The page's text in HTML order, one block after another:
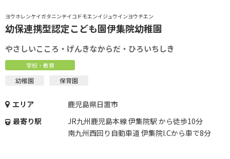
ヨウホレンケイガタニンテイコドモエンイジュウインヨウチエン
幼保連携型認定こども園伊集院幼稚園
やさしいこころ・げんきなからだ・ひろいちしき
学校・教育
幼稚園 保育園
エリア
鹿児島県日置市
最寄り駅
JR九州鹿児島本線 伊集院駅 から徒歩10分
南九州西回り自動車道 伊集院I.Cから車で8分